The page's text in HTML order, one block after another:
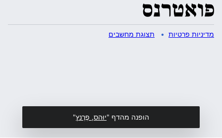
מדיניות פרטיות תצוגת מחשבים
הופנה מהדף "יוּהס, פֶרֶנץ"